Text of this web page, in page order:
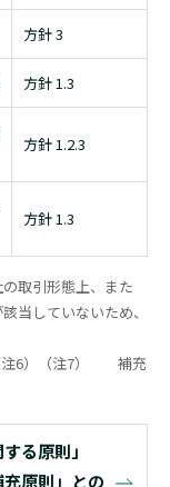
方針 3
方針 1.3
方針 1.2.3
方針 1.3
取引形態上、また
当していないため、
注6）（注7） 補充
る原則」
充原則」との